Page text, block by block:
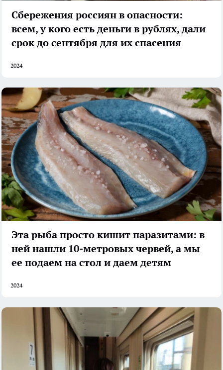
Сбережения россиян в опасности:
всем, у кого есть деньги в рублях, дали
срок до сентября для их спасения
2024
Эта рыба просто кишит паразитами: в
ней нашли 10-метровых червей, а мы
ее подаем на стол и даем детям
2024